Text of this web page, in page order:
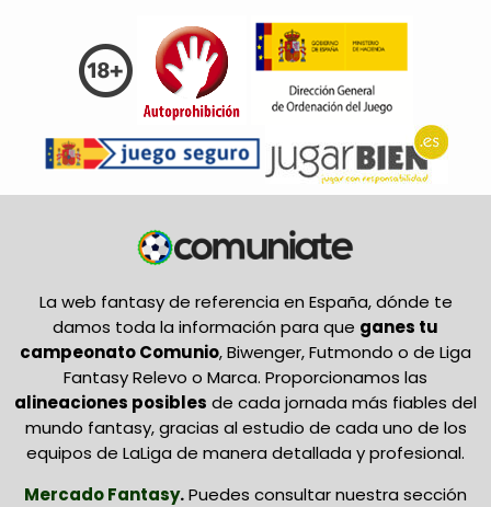
La web fantasy de referencia en España, dónde te
damos toda la información para que ganes tu
campeonato Comunio, Biwenger, Futmondo o de Liga
Fantasy Relevo o Marca. Proporcionamos las
alineaciones posibles de cada jornada más fiables del
mundo fantasy, gracias al estudio de cada uno de los
equipos de LaLiga de manera detallada y profesional.
Mercado Fantasy.Puedes consultar nuestra sección